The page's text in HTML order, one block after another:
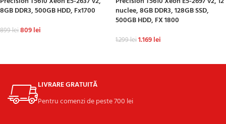
8GB DDR3, 500GB HDD, Fx1700
899lei809lei
nuclee, 8GB DDR3, 128GB SSD,
500GB HDD, FX 1800
1.299lei1.169lei
LIVRARE GRATUITĂ
Pentru comenzi de peste 700 lei